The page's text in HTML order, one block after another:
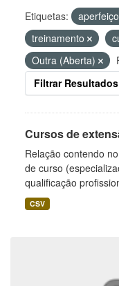
Etiquetas:
treinamento
Outra (Aberta)
Filtrar Resultados
Cursos de
Relação contendo
de curso
qualificação
CSV